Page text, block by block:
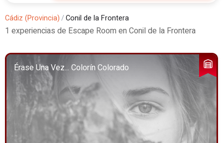
Cádiz (Provincia)/Conil de la Frontera
1 experiencias de Escape Room en Conil de la Frontera
Érase Una Vez... Colorín Colorado